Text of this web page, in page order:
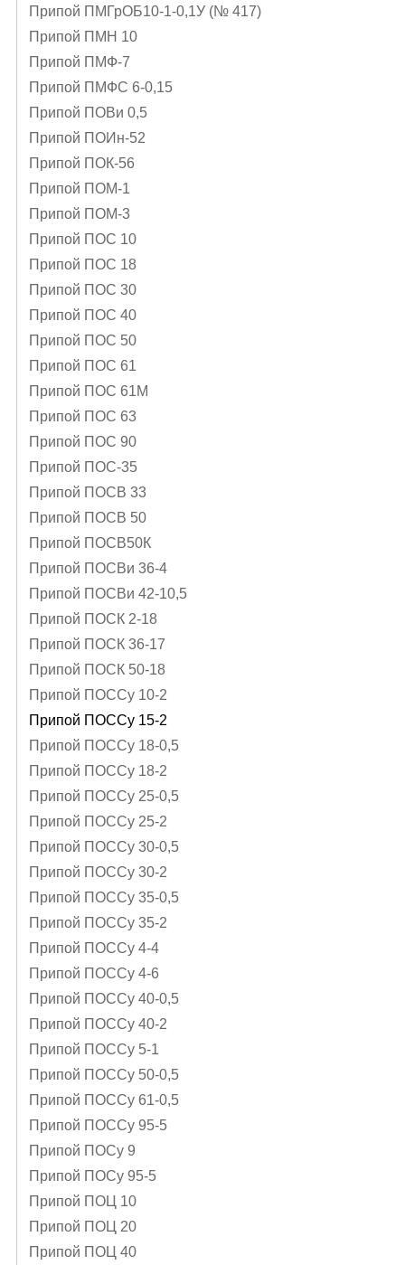
Припой ПМГрОБ10-1-0,1У (№ 417)
Припой ПМН 10
Припой ПМФ-7
Припой ПМФС 6-0,15
Припой ПОВи 0,5
Припой ПОИн-52
Припой ПОК-56
Припой ПОМ-1
Припой ПОМ-3
Припой ПОС 10
Припой ПОС 18
Припой ПОС 30
Припой ПОС 40
Припой ПОС 50
Припой ПОС 61
Припой ПОС 61М
Припой ПОС 63
Припой ПОС 90
Припой ПОС-35
Припой ПОСВ 33
Припой ПОСВ 50
Припой ПОСВ50К
Припой ПОСВи 36-4
Припой ПОСВи 42-10,5
Припой ПОСК 2-18
Припой ПОСК 36-17
Припой ПОСК 50-18
Припой ПОССу 10-2
Припой ПОССу 15-2
Припой ПОССу 18-0,5
Припой ПОССу 18-2
Припой ПОССу 25-0,5
Припой ПОССу 25-2
Припой ПОССу 30-0,5
Припой ПОССу 30-2
Припой ПОССу 35-0,5
Припой ПОССу 35-2
Припой ПОССу 4-4
Припой ПОССу 4-6
Припой ПОССу 40-0,5
Припой ПОССу 40-2
Припой ПОССу 5-1
Припой ПОССу 50-0,5
Припой ПОССу 61-0,5
Припой ПОССу 95-5
Припой ПОСу 9
Припой ПОСу 95-5
Припой ПОЦ 10
Припой ПОЦ 20
Припой ПОЦ 40